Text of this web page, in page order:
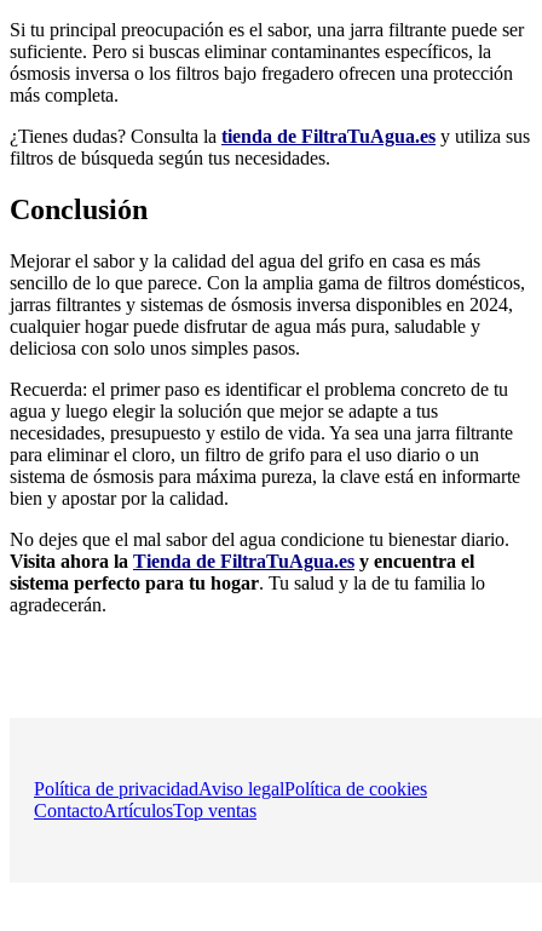
Si tu principal preocupación es el sabor, una jarra filtrante puede ser
suficiente. Pero si buscas eliminar contaminantes específicos, la
ósmosis inversa o los filtros bajo fregadero ofrecen una protección
más completa.
¿Tienes dudas? Consulta la tienda de FiltraTuAgua.es y utiliza sus
filtros de búsqueda según tus necesidades.
Conclusión
Mejorar el sabor y la calidad del agua del grifo en casa es más
sencillo de lo que parece. Con la amplia gama de filtros domésticos,
jarras filtrantes y sistemas de ósmosis inversa disponibles en 2024,
cualquier hogar puede disfrutar de agua más pura, saludable y
deliciosa con solo unos simples pasos.
Recuerda: el primer paso es identificar el problema concreto de tu
agua y luego elegir la solución que mejor se adapte a tus
necesidades, presupuesto y estilo de vida. Ya sea una jarra filtrante
para eliminar el cloro, un filtro de grifo para el uso diario o un
sistema de ósmosis para máxima pureza, la clave está en informarte
bien y apostar por la calidad.
No dejes que el mal sabor del agua condicione tu bienestar diario.
Visita ahora la Tienda de FiltraTuAgua.es y encuentra el
sistema perfecto para tu hogar. Tu salud y la de tu familia lo
agradecerán.
Política de privacidadAviso legalPolítica de cookies
ContactoArtículosTop ventas